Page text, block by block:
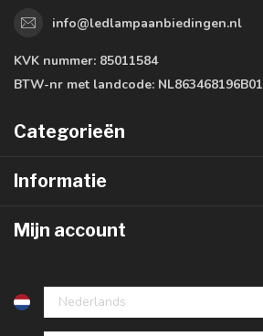
info@ledlampaanbiedingen.nl
KVK nummer: 85011584
BTW-nr met landcode: NL863468196B01
Categorieën
Informatie
Mijn account